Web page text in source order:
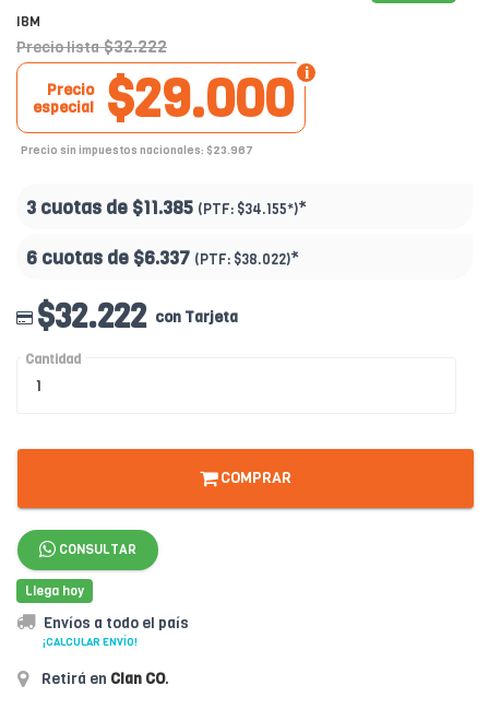
IBM
Precio lista $32.222
$29.000
Precio
especial
Precio sin impuestos nacionales: $23.967
3 cuotas de $11.385 (PTF: $34.155*)*
6 cuotas de $6.337 (PTF: $38.022)*
$32.222 con Tarjeta
Cantidad
COMPRAR
CONSULTAR
Llega hoy
Envíos a todo el país
¡CALCULAR ENVÍO!
Retirá en Clan CO.